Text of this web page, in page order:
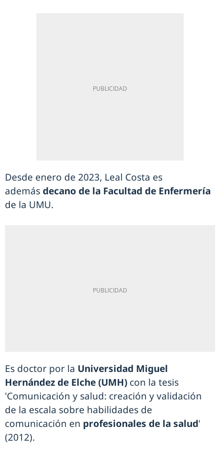
Desde enero de 2023, Leal Costa es
además decano de la Facultad de Enfermería
de la UMU.
Es doctor por la Universidad Miguel
Hernández de Elche (UMH) con la tesis
'Comunicación y salud: creación y validación
de la escala sobre habilidades de
comunicación en profesionales de la salud'
(2012).